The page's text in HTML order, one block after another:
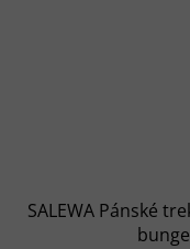
SALEWA Pánské